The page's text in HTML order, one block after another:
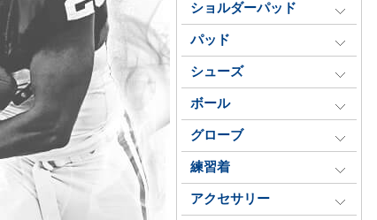
ショルダーパッド
パッド
シューズ
ボール
グローブ
練習着
アクセサリー